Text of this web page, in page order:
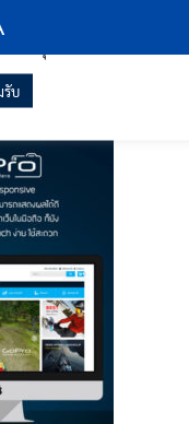
480
ต์ของเราเพื่อให้คุณได้รับปร
ารตั้งค่าของคุณและเข้าชม
ใช้คุกกี้ทั้งหมด
รับ